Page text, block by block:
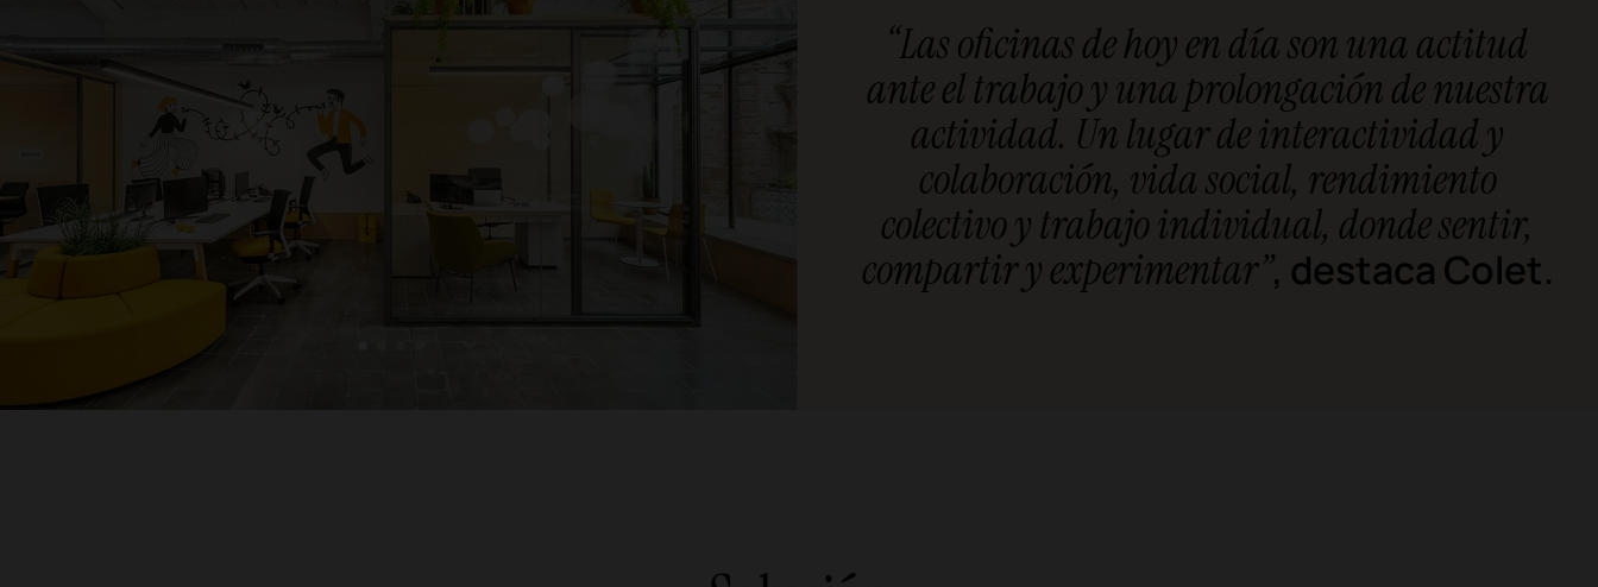
“Las oficinas de hoy en día son una actitud
ante el trabajo y una prolongación de nuestra
actividad. Un lugar de interactividad y
colaboración, vida social, rendimiento
colectivo y trabajo individual, donde sentir,
compartir y experimentar”, destaca Colet.